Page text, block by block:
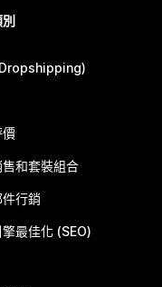
價
和套裝組合
行銷
最佳化 (SEO)